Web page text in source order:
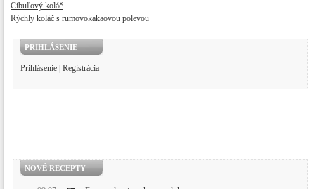
Cibuľový koláč
Rýchly koláč s rumovokakaovou polevou
PRIHLÁSENIE
Prihlásenie Registrácia
NOVÉ RECEPTY